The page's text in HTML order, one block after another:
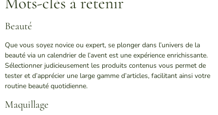
Beauté
Que vous soyez novice ou expert, se plonger dans l’univers de la
beauté via un calendrier de l’avent est une expérience enrichissante.
Sélectionner judicieusement les produits contenus vous permet de
tester et d’apprécier une large gamme d’articles, facilitant ainsi votre
routine beauté quotidienne.
Maquillage